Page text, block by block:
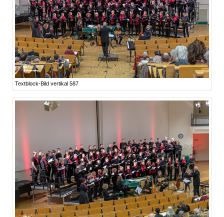
Textblock-Bild vertikal 587